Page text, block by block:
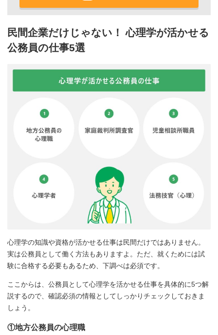
民間企業だけじゃない！ 心理学が活かせる
公務員の仕事5選
心理学の知識や資格が活かせる仕事は民間だけではありません。
実は公務員として働く方法もありますよ。ただ、就くためには試
験に合格する必要もあるため、下調べは必須です。
ここからは、公務員として心理学を活かせる仕事を具体的に5つ解
説するので、確認必須の情報としてしっかりチェックしておきま
しょう。
①地方公務員の心理職